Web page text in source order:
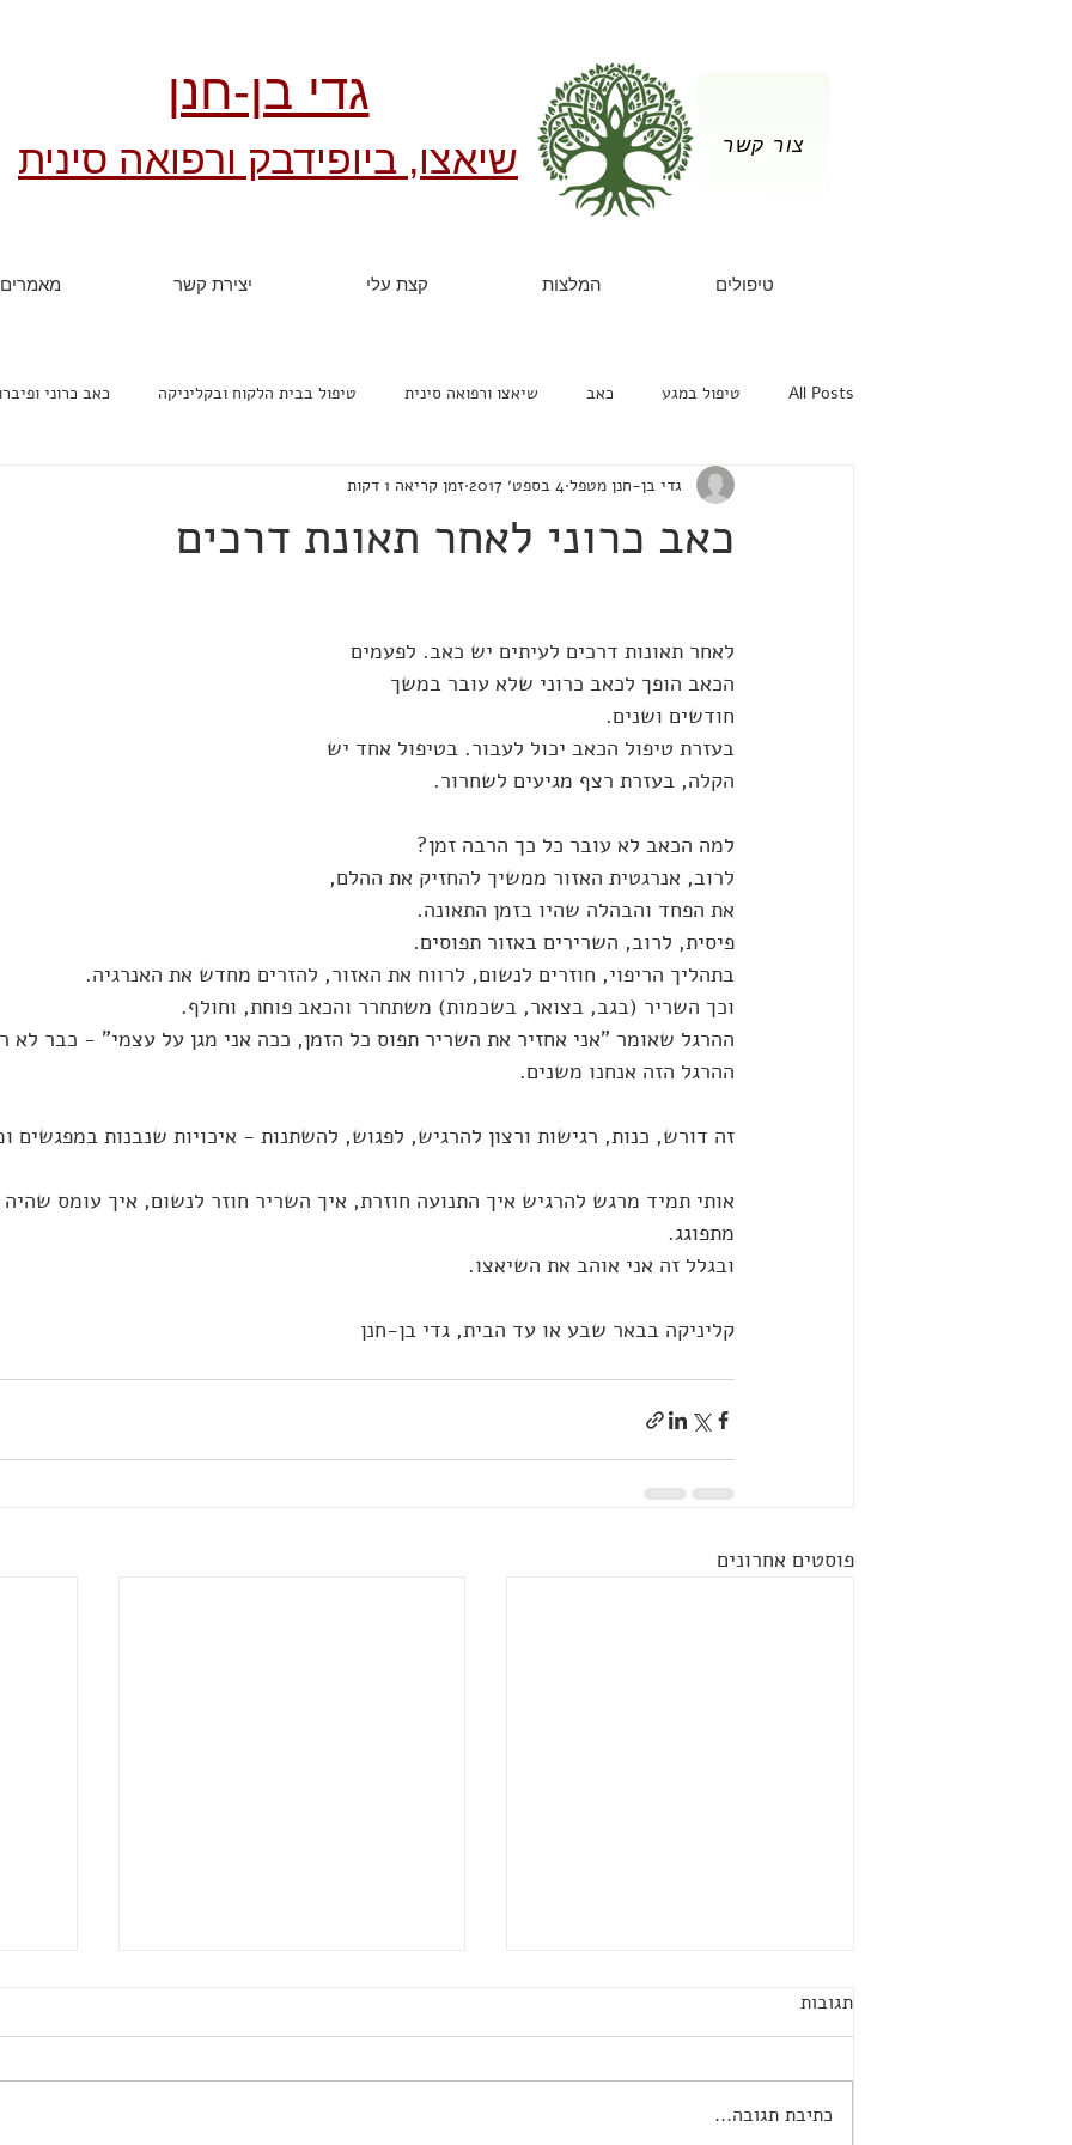
צור קשר
גדי בן-חנן
שיאצו, ביופידבק ורפואה סינית
טיפולים המלצות קצת עלי יצירת קשר מאמרים
All Posts טיפול במגע כאב שיאצו ורפואה סינית טיפול בבית הלקוח ובקליניקה כאב כרוני
כאב כרוני לאחר תאונת דרכים
גדי בן-חנן מטפל 4 בספט׳ 2017 זמן קריאה 1 דקות
לאחר תאונות דרכים לעיתים יש כאב. לפעמים
הכאב הופך לכאב כרוני שלא עובר במשך
חודשים ושנים.
בעזרת טיפול הכאב יכול לעבור. בטיפול אחד יש
הקלה, בעזרת רצף מגיעים לשחרור.
למה הכאב לא עובר כל כך הרבה זמן?
לרוב, אנרגטית האזור ממשיך להחזיק את ההלם,
את הפחד והבהלה שהיו בזמן התאונה.
פיסית, לרוב, השרירים באזור תפוסים.
בתהליך הריפוי, חוזרים לנשום, לרווח את האזור, להזרים מחדש את האנרגיה.
וכך השריר (בגב, בצואר, בשכמות) משתחרר והכאב פוחת, וחולף.
ההרגל שאומר "אני אחזיר את השריר תפוס כל הזמן, ככה אני מגן על עצמי" - כבר לא
ההרגל הזה אנחנו משנים.
זה דורש, כנות, רגישות ורצון להרגיש, לפגוש, להשתנות - איכויות שנבנות במפגשים
אותי תמיד מרגש להרגיש איך התנועה חוזרת, איך השריר חוזר לנשום, איך עומס
מתפוגג.
ובגלל זה אני אוהב את השיאצו.
קליניקה בבאר שבע או עד הבית, גדי בן-חנן
פוסטים אחרונים
תגובות
כתיבת תגובה...